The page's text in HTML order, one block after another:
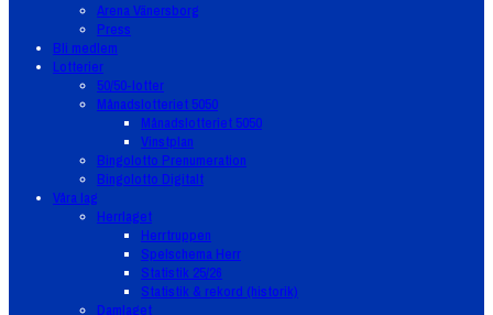
Arena Vänersborg
Press
Bli medlem
Lotterier
50/50-lotter
Månadslotteriet 5050
Månadslotteriet 5050
Vinstplan
Bingolotto Prenumeration
Bingolotto Digitalt
Våra lag
Herrlaget
Herrtruppen
Spelschema Herr
Statistik 25/26
Statistik & rekord (historik)
Damlaget